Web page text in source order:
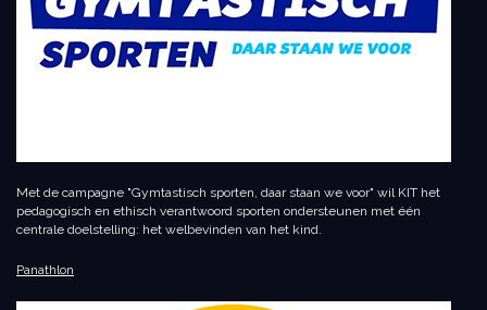
Met de campagne "Gymtastisch sporten, daar staan we voor" wil KIT het
pedagogisch en ethisch verantwoord sporten ondersteunen met één
centrale doelstelling: het welbevinden van het kind.
Panathlon